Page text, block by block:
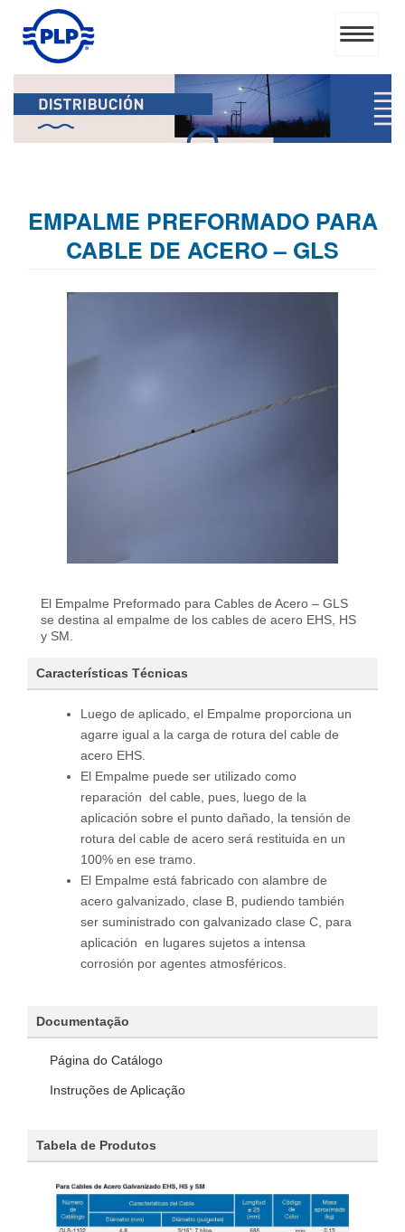
EMPALME PREFORMADO PARA
CABLE DE ACERO – GLS
El Empalme Preformado para Cables de Acero – GLS
se destina al empalme de los cables de acero EHS, HS
y SM.
Características Técnicas
Luego de aplicado, el Empalme proporciona un
agarre igual a la carga de rotura del cable de
acero EHS.
El Empalme puede ser utilizado como
reparación del cable, pues, luego de la
aplicación sobre el punto dañado, la tensión de
rotura del cable de acero será restituida en un
100% en ese tramo.
El Empalme está fabricado con alambre de
acero galvanizado, clase B, pudiendo también
ser suministrado con galvanizado clase C, para
aplicación en lugares sujetos a intensa
corrosión por agentes atmosféricos.
Documentação
Página do Catálogo
Instruções de Aplicação
Tabela de Produtos